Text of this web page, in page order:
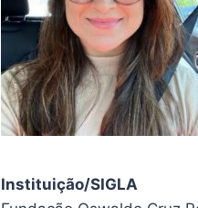
Instituição/SIGLA